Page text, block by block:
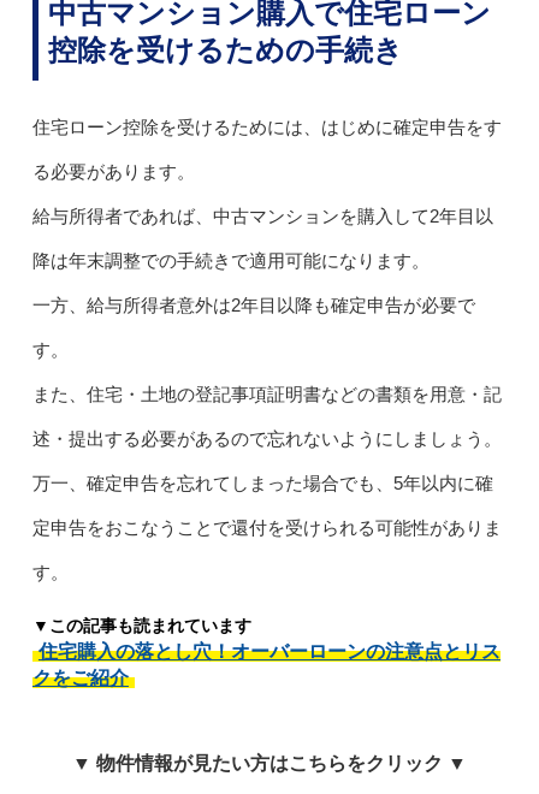
中古マンション購入で住宅ローン
控除を受けるための手続き
住宅ローン控除を受けるためには、はじめに確定申告をす
る必要があります。
給与所得者であれば、中古マンションを購入して2年目以
降は年末調整での手続きで適用可能になります。
一方、給与所得者意外は2年目以降も確定申告が必要で
す。
また、住宅・土地の登記事項証明書などの書類を用意・記
述・提出する必要があるので忘れないようにしましょう。
万一、確定申告を忘れてしまった場合でも、5年以内に確
定申告をおこなうことで還付を受けられる可能性がありま
す。
▼この記事も読まれています
住宅購入の落とし穴！オーバーローンの注意点とリス
クをご紹介
▼ 物件情報が見たい方はこちらをクリック ▼